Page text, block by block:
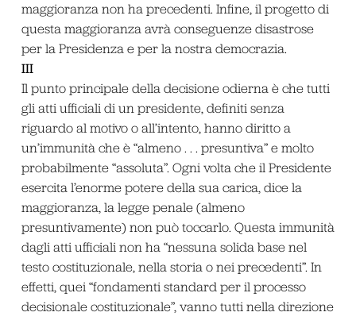
maggioranza non ha precedenti. Infine, il progetto di
questa maggioranza avrà conseguenze disastrose
per la Presidenza e per la nostra democrazia.
III
Il punto principale della decisione odierna è che tutti
gli atti ufficiali di un presidente, definiti senza
riguardo al motivo o all’intento, hanno diritto a
un’immunità che è “almeno . . . presuntiva” e molto
probabilmente “assoluta”. Ogni volta che il Presidente
esercita l’enorme potere della sua carica, dice la
maggioranza, la legge penale (almeno
presuntivamente) non può toccarlo. Questa immunità
dagli atti ufficiali non ha “nessuna solida base nel
testo costituzionale, nella storia o nei precedenti”. In
effetti, quei “fondamenti standard per il processo
decisionale costituzionale”, vanno tutti nella direzione